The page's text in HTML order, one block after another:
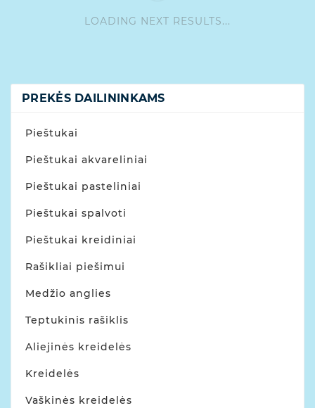
LOADING NEXT RESULTS...
PREKĖS DAILININKAMS
Pieštukai
Pieštukai akvareliniai
Pieštukai pasteliniai
Pieštukai spalvoti
Pieštukai kreidiniai
Rašikliai piešimui
Medžio anglies
Teptukinis rašiklis
Aliejinės kreidelės
Kreidelės
Vaškinės kreidelės